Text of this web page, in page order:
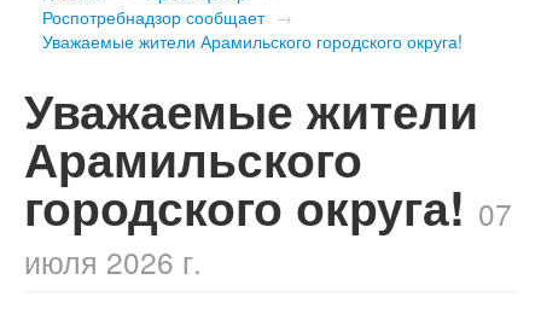
Роспотребнадзор сообщает →
Уважаемые жители Арамильского городского округа!
Уважаемые жители
Арамильского
городского округа! 07
июля 2026 г.